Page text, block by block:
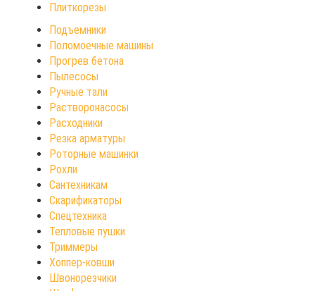
Плиткорезы
Подъемники
Поломоечные машины
Прогрев бетона
Пылесосы
Ручные тали
Растворонасосы
Расходники
Резка арматуры
Роторные машинки
Рохли
Сантехникам
Скарификаторы
Спецтехника
Тепловые пушки
Триммеры
Хоппер-ковши
Швонорезчики